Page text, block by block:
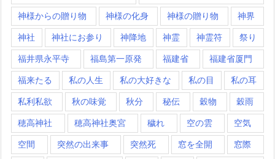
神様からの贈り物 神様の化身 神様の贈り物 神界
神社 神社にお参り 神降地 神霊 神霊符 祭り
福井県永平寺 福島第一原発 福建省 福建省厦門
福来たる 私の人生 私の大好きな 私の目 私の耳
私利私欲 秋の味覚 秋分 秘伝 穀物 穀雨
穂高神社 穂高神社奥宮 穢れ 空の雲 空気
空間 突然の出来事 突然死 窓を全開 窓際